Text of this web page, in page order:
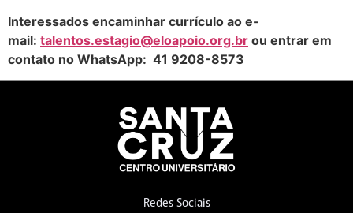
Interessados encaminhar currículo ao e-
mail: talentos.estagio@eloapoio.org.br ou entrar em
contato no WhatsApp: 41 9208-8573
Redes Sociais